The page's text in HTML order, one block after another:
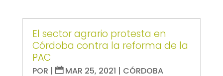
El sector agrario protesta en
Córdoba contra la reforma de la
PAC
POR | MAR 25, 2021 | CÓRDOBA